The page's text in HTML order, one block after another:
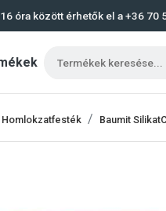
óra között érhetők el a+36 70
Homlokzatfesték Baumit